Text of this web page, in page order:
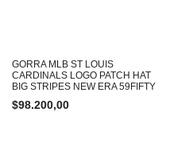
GORRA MLB ST LOUIS
CARDINALS LOGO PATCH HAT
BIG STRIPES NEW ERA 59FIFTY
$98.200,00